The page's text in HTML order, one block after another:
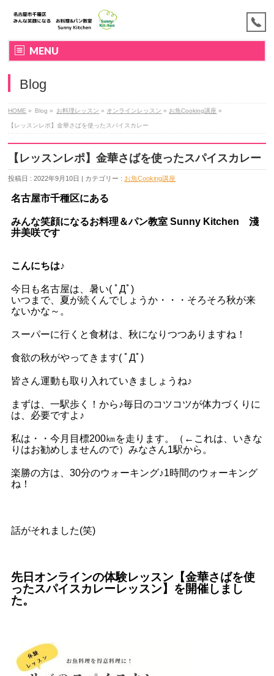
MENU
Blog
HOME » Blog » お料理レッスン » オンラインレッスン » お魚Cooking講座 »
【レッスンレポ】金華さばを使ったスパイスカレー
【レッスンレポ】金華さばを使ったスパイスカレー
投稿日 : 2022年9月10日 | カテゴリー : お魚Cooking講座
名古屋市千種区にある
みんな笑顔になるお料理＆パン教室 Sunny Kitchen 淺
井美咲です
こんにちは♪
今日も名古屋は、暑い( ﾟДﾟ)
いつまで、夏が続くんでしょうか・・・そろそろ秋が来
ないかな～。
スーパーに行くと食材は、秋になりつつありますね！
食欲の秋がやってきます( ﾟДﾟ)
皆さん運動も取り入れていきましょうね♪
まずは、一駅歩く！から♪毎日のコツコツが体力づくりに
は、必要ですよ♪
私は・・今月目標200㎞を走ります。（←これは、いきな
りはお勧めしませんので）みなさん1駅から。
楽勝の方は、30分のウォーキング♪1時間のウォーキング
ね！
話がそれました(笑)
先日オンラインの体験レッスン【金華さばを使
ったスパイスカレーレッスン】を開催しまし
た。